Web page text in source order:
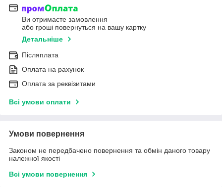
Ви отримаєте замовлення
або гроші повернуться на вашу картку
Детальніше
Післяплата
Оплата на рахунок
Оплата за реквізитами
Всі умови оплати
Умови повернення
Законом не передбачено повернення та обмін даного товару
належної якості
Всі умови повернення